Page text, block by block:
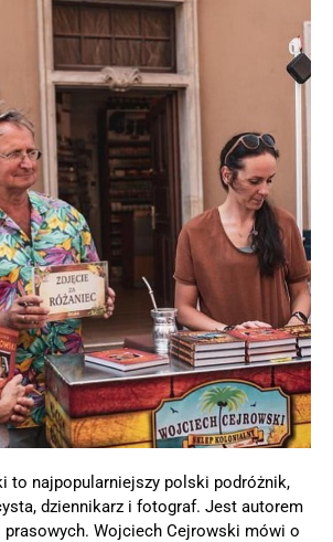
to najpopularniejszy polski podróżnik,
dziennikarz i fotograf. Jest autorem
Wojciech Cejrowski mówi o